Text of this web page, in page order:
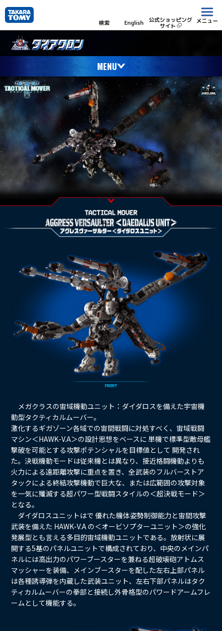
検索 English 公式ショッピング
サイト
メニュー
MENU
What’s DIACLONE?
ダイアクロンとは
NEWS
ニュース
PRODUCT DETAILS
プロダクト
ラインナップ
メガクラスの宙域機動ユニット：ダイダロスを備えた宇宙機
動型タクティカルムーバー。
激化するギガゾーン各域での宙間戦闘に対処すべく、宙域戦闘
マシン＜HAWK-V.A＞の設計思想をベースに 単機で標準型敵母艦
撃破を可能とする攻撃ポテンシャルを目標値として 開発され
た。決戦機動モードは従来機とは異なり、接近格闘機動よりも
火力による遠距離攻撃に重点を置き、全武装のフルバーストア
タックによる終結攻撃機動で巨大な、または広範囲の攻撃対象
を一気に殲滅する超パワー型戦闘スタイルの＜超決戦モード＞
となる。
ダイダロスユニットはで 優れた機体姿勢制御能力と宙間攻撃
武装を備えた HAWK-V.A の＜オービソプターユニット＞の強化
発展型とも言える多目的宙域機動ユニットである。放射状に展
開する5基のパネルユニットで構成されており、中央のメインパ
ネルには高出力のパワーブースターを兼ねる超破壊砲アトムス
マッシャーを装備、メインブースターを配した左右上部パネル
は各種誘導弾を内蔵した武装ユニット、左右下部パネルはタク
ティカルムーバーの拳部と接続し外骨格型のパワードアームフレ
ームとして機能する。